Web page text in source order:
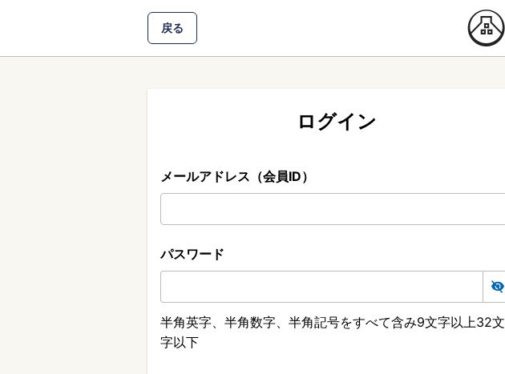
戻る
ログイン
メールアドレス（会員ID）
パスワード
半角英字、半角数字、半角記号をすべて含み9文字以上32文
字以下